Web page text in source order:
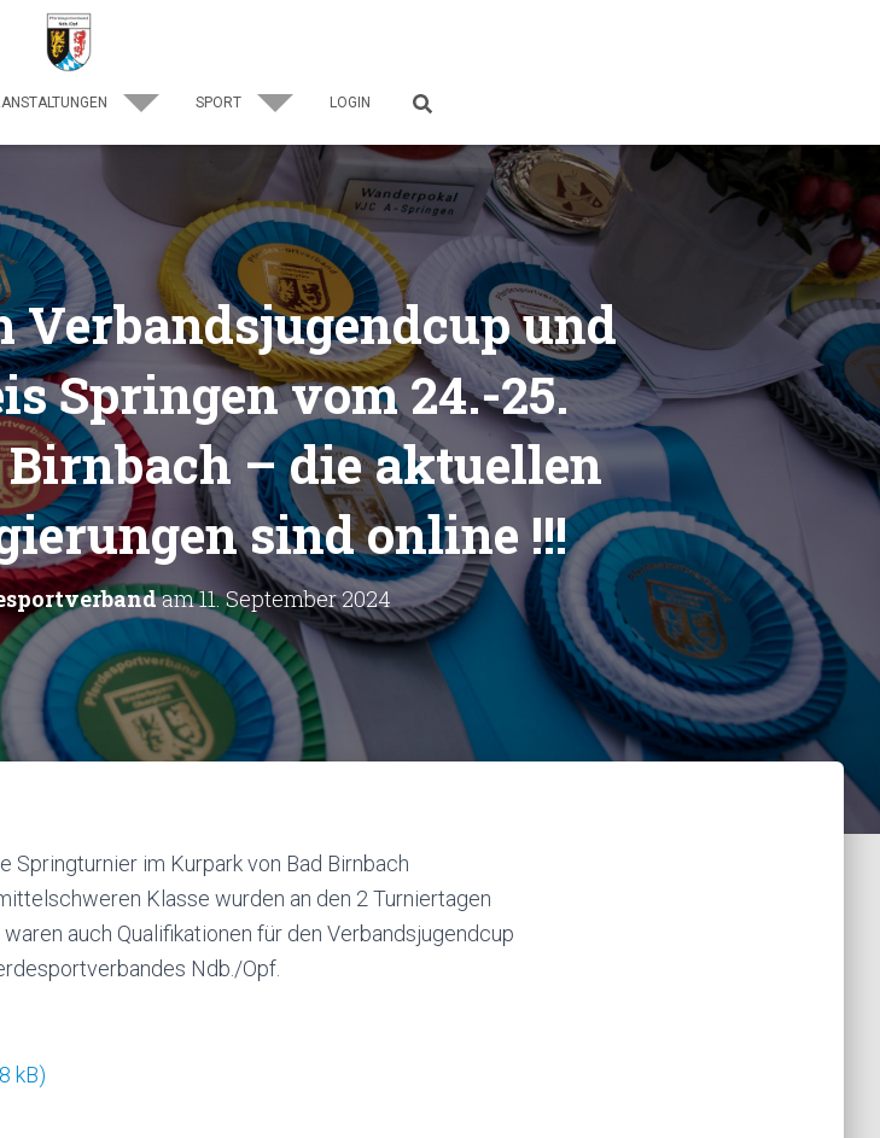
SPORT LOGIN
und
Springen vom 24.-25.
– die aktuellen
sind online !!!
am11. September 2024
Springturnier im Kurpark von Bad Birnbach
Klasse wurden an den 2 Turniertagen
auch Qualifikationen für den Verbandsjugendcup
Ndb./Opf.